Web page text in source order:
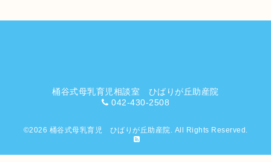
桶谷式母乳育児相談室 ひばりが丘助産院
042-430-2508
©2026 桶谷式母乳育児 ひばりが丘助産院. All Rights Reserved.